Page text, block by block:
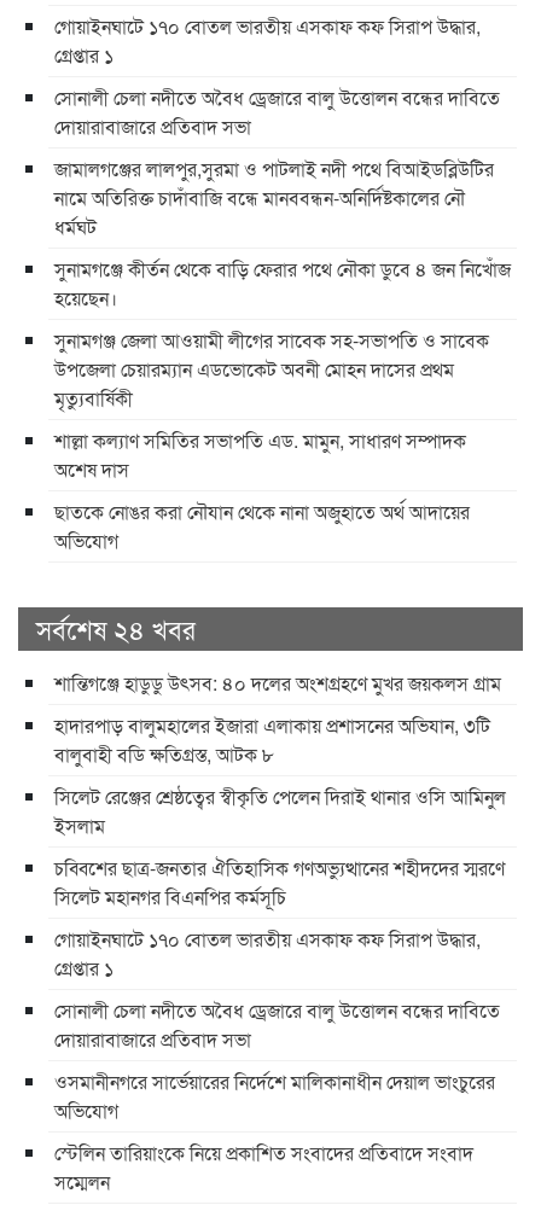
গোয়াইনঘাটে ১৭০ বোতল ভারতীয় এসকাফ কফ সিরাপ উদ্ধার,
গ্রেপ্তার ১
সোনালী চেলা নদীতে অবৈধ ড্রেজারে বালু উত্তোলন বন্ধের দাবিতে
দোয়ারাবাজারে প্রতিবাদ সভা
জামালগঞ্জের লালপুর,সুরমা ও পাটলাই নদী পথে বিআইডব্লিউটির
নামে অতিরিক্ত চাদাঁবাজি বন্ধে মানববন্ধন-অনির্দিষ্টকালের নৌ
ধর্মঘট
সুনামগঞ্জে কীর্তন থেকে বাড়ি ফেরার পথে নৌকা ডুবে ৪ জন নিখোঁজ
হয়েছেন।
সুনামগঞ্জ জেলা আওয়ামী লীগের সাবেক সহ-সভাপতি ও সাবেক
উপজেলা চেয়ারম্যান এডভোকেট অবনী মোহন দাসের প্রথম
মৃত্যুবার্ষিকী
শাল্লা কল্যাণ সমিতির সভাপতি এড. মামুন, সাধারণ সম্পাদক
অশেষ দাস
ছাতকে নোঙর করা নৌযান থেকে নানা অজুহাতে অর্থ আদায়ের
অভিযোগ
সর্বশেষ ২৪ খবর
শান্তিগঞ্জে হাডুডু উৎসব: ৪০ দলের অংশগ্রহণে মুখর জয়কলস গ্রাম
হাদারপাড় বালুমহালের ইজারা এলাকায় প্রশাসনের অভিযান, ৩টি
বালুবাহী বডি ক্ষতিগ্রস্ত, আটক ৮
সিলেট রেঞ্জের শ্রেষ্ঠত্বের স্বীকৃতি পেলেন দিরাই থানার ওসি আমিনুল
ইসলাম
চব্বিশের ছাত্র-জনতার ঐতিহাসিক গণঅভ্যুত্থানের শহীদদের স্মরণে
সিলেট মহানগর বিএনপির কর্মসূচি
গোয়াইনঘাটে ১৭০ বোতল ভারতীয় এসকাফ কফ সিরাপ উদ্ধার,
গ্রেপ্তার ১
সোনালী চেলা নদীতে অবৈধ ড্রেজারে বালু উত্তোলন বন্ধের দাবিতে
দোয়ারাবাজারে প্রতিবাদ সভা
ওসমানীনগরে সার্ভেয়ারের নির্দেশে মালিকানাধীন দেয়াল ভাংচুরের
অভিযোগ
স্টেলিন তারিয়াংকে নিয়ে প্রকাশিত সংবাদের প্রতিবাদে সংবাদ
সম্মেলন